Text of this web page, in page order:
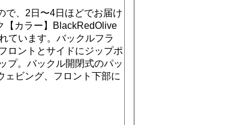
で、2日〜4日ほどでお届け
【カラー】BlackRedOlive
ています。バックルフラ
ロントとサイドにジップポ
プ。バックル開閉式のパッ
ェビング、フロント下部に